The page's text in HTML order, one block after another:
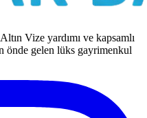
Vize yardımı ve kapsamlı
önde gelen lüks gayrimenkul